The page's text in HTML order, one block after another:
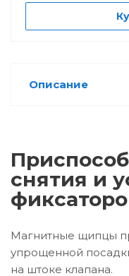
Описание
снятия и
Магнитные щипцы
упрощенной
на штоке клапана.